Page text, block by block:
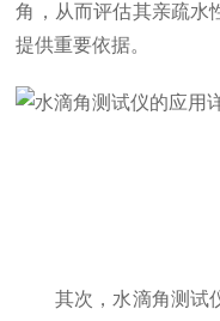
角，从而评估其亲疏水
提供重要依据。
其次，水滴角测试仪